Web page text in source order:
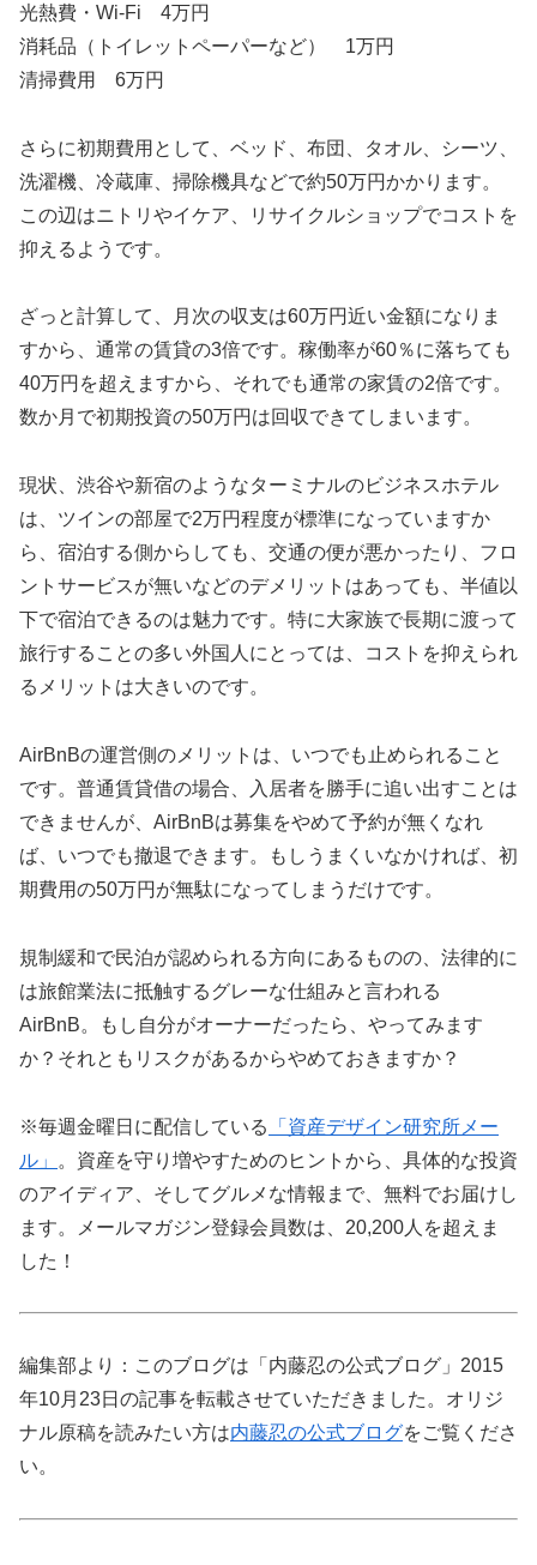
光熱費・Wi-Fi 4万円
消耗品（トイレットペーパーなど） 1万円
清掃費用 6万円
さらに初期費用として、ベッド、布団、タオル、シーツ、
洗濯機、冷蔵庫、掃除機具などで約50万円かかります。
この辺はニトリやイケア、リサイクルショップでコストを
抑えるようです。
ざっと計算して、月次の収支は60万円近い金額になりま
すから、通常の賃貸の3倍です。稼働率が60％に落ちても
40万円を超えますから、それでも通常の家賃の2倍です。
数か月で初期投資の50万円は回収できてしまいます。
現状、渋谷や新宿のようなターミナルのビジネスホテル
は、ツインの部屋で2万円程度が標準になっていますか
ら、宿泊する側からしても、交通の便が悪かったり、フロ
ントサービスが無いなどのデメリットはあっても、半値以
下で宿泊できるのは魅力です。特に大家族で長期に渡って
旅行することの多い外国人にとっては、コストを抑えられ
るメリットは大きいのです。
AirBnBの運営側のメリットは、いつでも止められること
です。普通賃貸借の場合、入居者を勝手に追い出すことは
できませんが、AirBnBは募集をやめて予約が無くなれ
ば、いつでも撤退できます。もしうまくいなかければ、初
期費用の50万円が無駄になってしまうだけです。
規制緩和で民泊が認められる方向にあるものの、法律的に
は旅館業法に抵触するグレーな仕組みと言われる
AirBnB。もし自分がオーナーだったら、やってみます
か？それともリスクがあるからやめておきますか？
※毎週金曜日に配信している
「資産デザイン研究所メー
ル」
。資産を守り増やすためのヒントから、具体的な投資
のアイディア、そしてグルメな情報まで、無料でお届けし
ます。メールマガジン登録会員数は、20,200人を超えま
した！
編集部より：このブログは「内藤忍の公式ブログ」2015
年10月23日の記事を転載させていただきました。オリジ
ナル原稿を読みたい方は内藤忍の公式ブログをご覧くださ
い。